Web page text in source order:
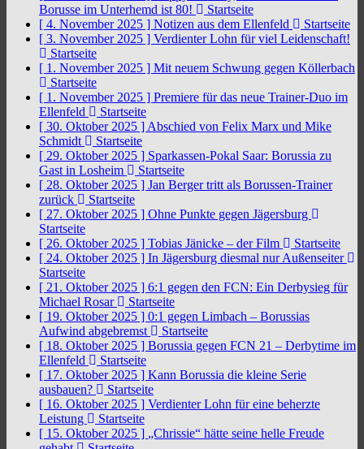
Borusse im Unterhemd ist 80!
Startseite
[ 4. November 2025 ] Notizen aus dem Ellenfeld
Startseite
[ 3. November 2025 ] Verdienter Lohn für viel Leidenschaft!
Startseite
[ 1. November 2025 ] Mit neuem Schwung gegen Köllerbach
Startseite
[ 1. November 2025 ] Premiere für das neue Trainer-Duo im
Ellenfeld
Startseite
[ 30. Oktober 2025 ] Abschied von Felix Marx und Mike
Schmidt
Startseite
[ 29. Oktober 2025 ] Sparkassen-Pokal Saar: Borussia zu
Gast in Losheim
Startseite
[ 28. Oktober 2025 ] Jan Berger tritt als Borussen-Trainer
zurück
Startseite
[ 27. Oktober 2025 ] Ohne Punkte gegen Jägersburg
Startseite
[ 26. Oktober 2025 ] Tobias Jänicke – der Film
Startseite
[ 24. Oktober 2025 ] In Jägersburg diesmal nur Außenseiter
Startseite
[ 21. Oktober 2025 ] 6:1 gegen den FCN: Ein Derbysieg für
Michael Rosar
Startseite
[ 19. Oktober 2025 ] 0:1 gegen Limbach – Borussias
Aufwind abgebremst
Startseite
[ 18. Oktober 2025 ] Borussia gegen FCN 21 – Derbytime im
Ellenfeld
Startseite
[ 17. Oktober 2025 ] Kann Borussia die kleine Serie
ausbauen?
Startseite
[ 16. Oktober 2025 ] Verdienter Lohn für eine beherzte
Leistung
Startseite
[ 15. Oktober 2025 ] „Chrissie“ hätte seine helle Freude